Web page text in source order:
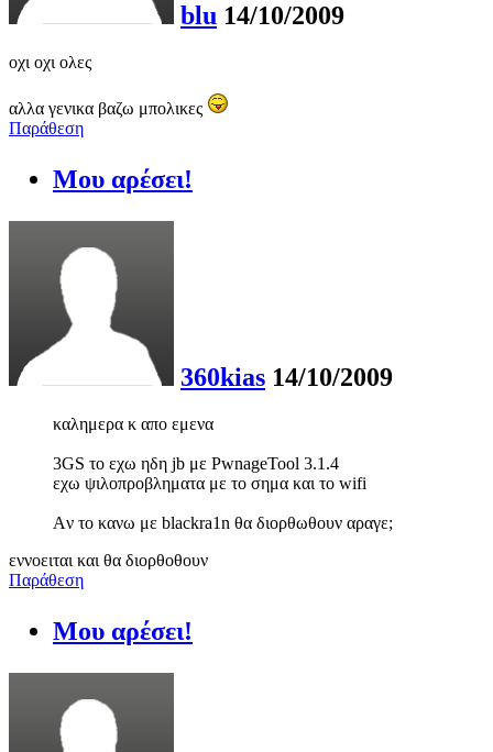
blu 14/10/2009
οχι οχι ολες
αλλα γενικα βαζω μπολικες
Παράθεση
Μου αρέσει!
360kias 14/10/2009
καλημερα κ απο εμενα
3GS το εχω ηδη jb με PwnageTool 3.1.4
εχω ψιλοπροβληματα με το σημα και το wifi
Aν το κανω με blackra1n θα διορθωθουν αραγε;
εννοειται και θα διορθοθουν
Παράθεση
Μου αρέσει!